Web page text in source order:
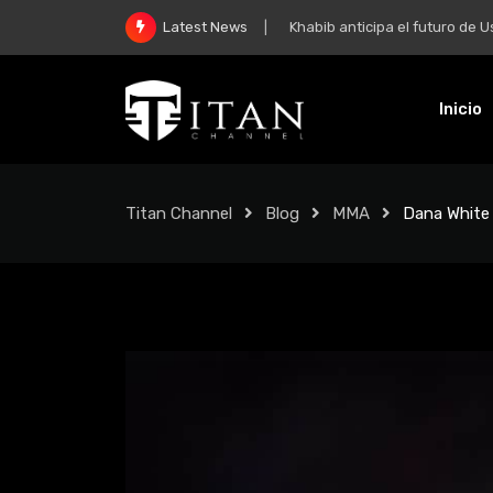
Latest NewsKhabib anticipa el futuro de Usman
Inicio
Titan Channel Blog MMA Dana